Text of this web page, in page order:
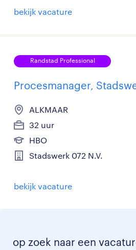
bekijk vacature
Randstad Professional
Procesmanager,
ALKMAAR
32 uur
HBO
Stadswerk 072 N.V.
bekijk vacature
op zoek naar een